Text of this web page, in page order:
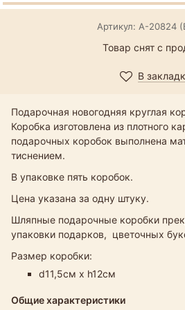
Артикул: А-20824
Товар снят с
В
Подарочная новогодняя круглая
Коробка изготовлена из плотного
подарочных коробок выполнена
тиснением.
В упаковке пять коробок.
Цена указана за одну штуку.
Шляпные подарочные коробки
упаковки подарков, цветочных
Размер коробки:
d11,5см х h12см
Общие характеристики